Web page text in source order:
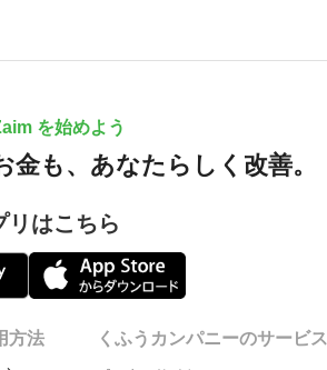
を始めよう
金も、 あなたらしく改善。
リはこちら
方法 くふうカンパニーのサービス